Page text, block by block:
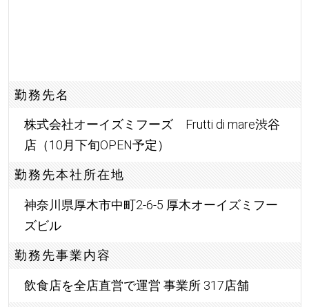
勤務先名
株式会社オーイズミフーズ Frutti di mare渋谷
店（10月下旬OPEN予定）
勤務先本社所在地
神奈川県厚木市中町2-6-5 厚木オーイズミフー
ズビル
勤務先事業内容
飲食店を全店直営で運営 事業所 317店舗